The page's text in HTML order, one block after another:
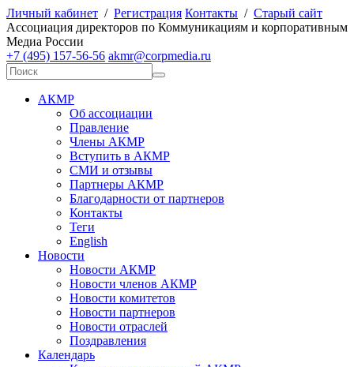
Личный кабинет / Регистрация Контакты / Старый сайт
Ассоциация директоров по Коммуникациям и корпоративным
Медиа России
+7 (495) 157-56-56 akmr@corpmedia.ru
АКМР
Об ассоциации
Правление
Члены АКМР
Вступить в АКМР
СМИ и отзывы
Партнеры АКМР
Благодарности от партнеров
Контакты
Теги
English
Новости
Новости АКМР
Новости членов АКМР
Новости комитетов
Новости партнеров
Новости отраслей
Поздравления
Календарь